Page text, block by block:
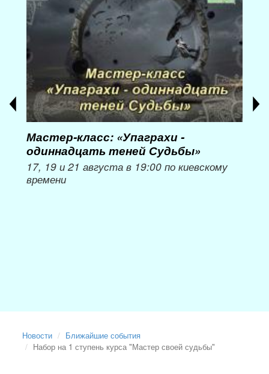
Мастер-класс: «Упаграхи -
одиннадцать теней Судьбы»
17, 19 и 21 августа в 19:00 по киевскому
времени
Новости
Ближайшие события
Набор на 1 ступень курса "Мастер своей судьбы"